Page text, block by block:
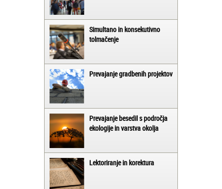
Simultano in konsekutivno
tolmačenje
Prevajanje gradbenih projektov
Prevajanje besedil s področja
ekologije in varstva okolja
Lektoriranje in korektura